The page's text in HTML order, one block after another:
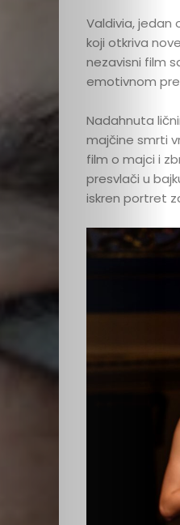
Valdivia, jedan
koji otkriva
nezavisni film
emotivnom
Nadahnuta
majčine smrti
film o majci i
presvlači u
iskren portret